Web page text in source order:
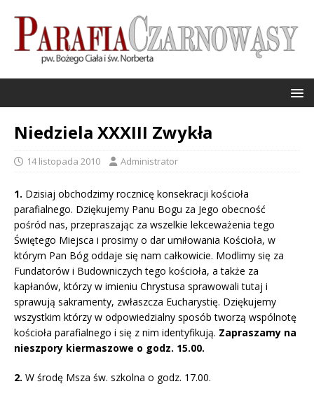
Niedziela XXXIII Zwykła
14 listopada 2010 Administrator
1. Dzisiaj obchodzimy rocznicę konsekracji kościoła
parafialnego. Dziękujemy Panu Bogu za Jego obecność
pośród nas, przepraszając za wszelkie lekceważenia tego
Świętego Miejsca i prosimy o dar umiłowania Kościoła, w
którym Pan Bóg oddaje się nam całkowicie. Modlimy się za
Fundatorów i Budowniczych tego kościoła, a także za
kapłanów, którzy w imieniu Chrystusa sprawowali tutaj i
sprawują sakramenty, zwłaszcza Eucharystię. Dziękujemy
wszystkim którzy w odpowiedzialny sposób tworzą wspólnotę
kościoła parafialnego i się z nim identyfikują. Zapraszamy na
nieszpory kiermaszowe o godz. 15.00.
2. W środę Msza św. szkolna o godz. 17.00.